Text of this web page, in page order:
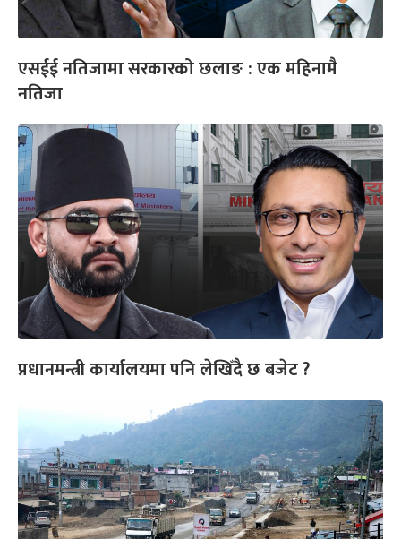
एसईई नतिजामा सरकारको छलाङ : एक महिनामै
नतिजा
प्रधानमन्त्री कार्यालयमा पनि लेखिँदै छ बजेट ?